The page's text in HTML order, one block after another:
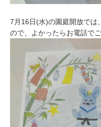
7月16日(水)の園庭開放では
ので、よかったらお電話で